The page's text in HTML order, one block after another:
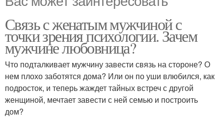
Связь с женатым мужчиной с
точки зрения психологии. Зачем
мужчине любовница?
Что подталкивает мужчину завести связь на стороне? О
нем плохо заботятся дома? Или он по уши влюбился, как
подросток, и теперь жаждет тайных встреч с другой
женщиной, мечтает завести с ней семью и построить
дом?